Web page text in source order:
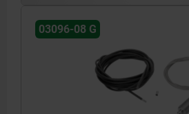
03096-08 G